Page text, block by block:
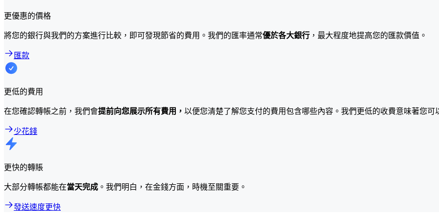
更優惠的價格
將您的銀行與我們的方案進行比較，即可發現節省的費用。我們的匯率通常優於各大銀行 ，最大程度地提高您的匯款價值。
匯款
更低的費用
在您確認轉帳之前，我們會提前向您展示所有費用， 以便您清楚了解您支付的費用包含哪些內容。我們更低的收費意味著您可
少花錢
更快的轉賬
大部分轉帳都能在當天完成 。我們明白，在金錢方面，時機至關重要。
發送速度更快